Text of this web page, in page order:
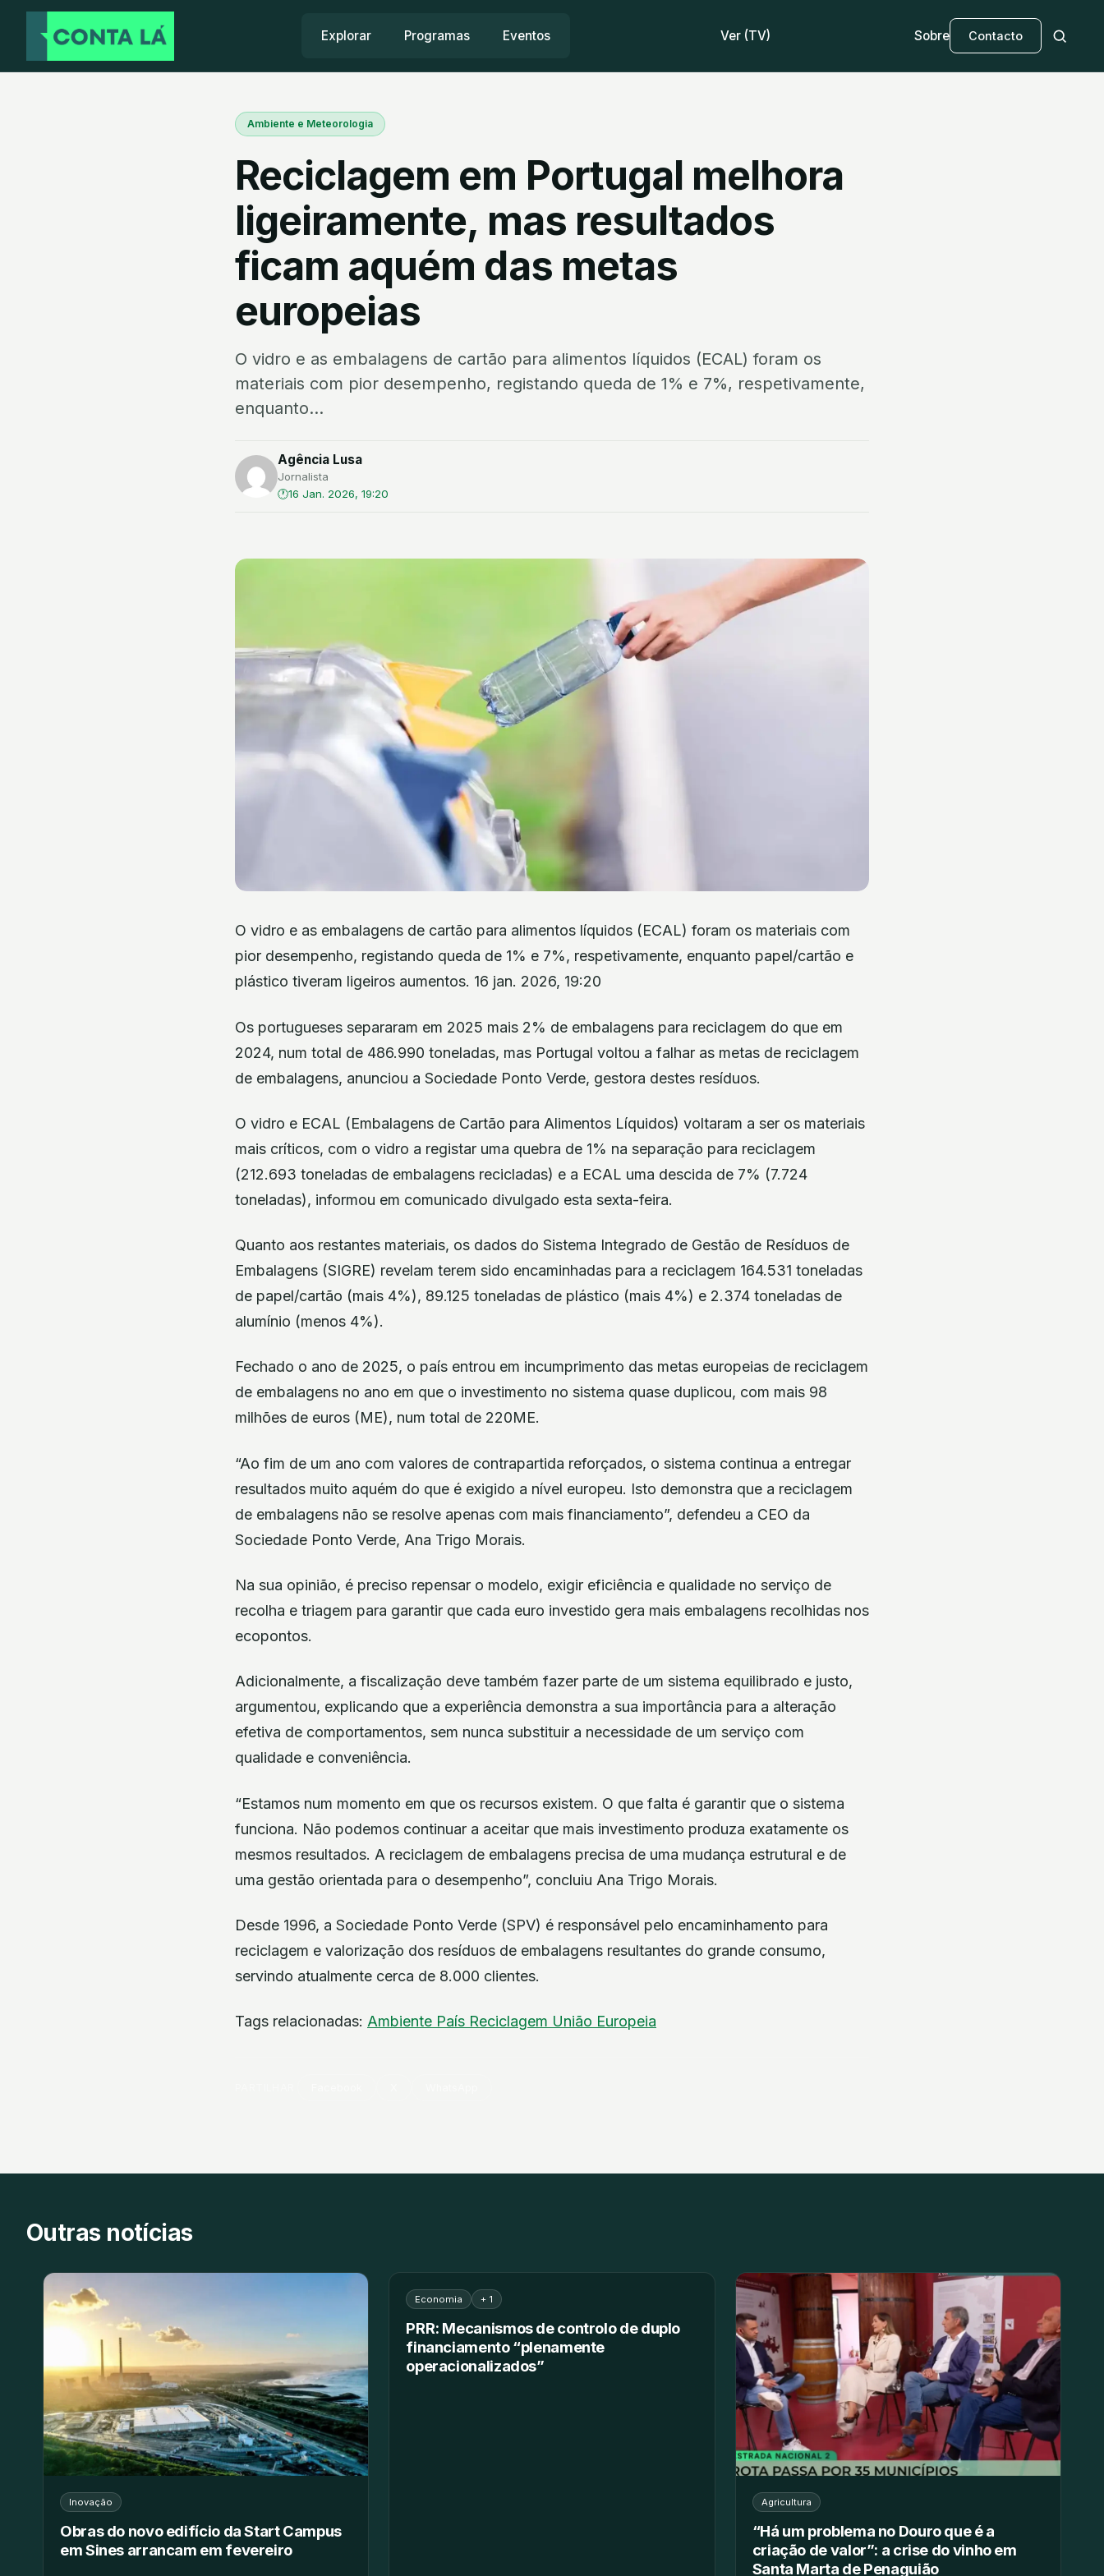
Explorar Programas Eventos Ver (TV) Sobre Contacto
Ambiente e Meteorologia
Reciclagem em Portugal melhora
ligeiramente, mas resultados
ficam aquém das metas
europeias
O vidro e as embalagens de cartão para alimentos líquidos (ECAL) foram os
materiais com pior desempenho, registando queda de 1% e 7%, respetivamente,
enquanto...
Agência Lusa
Jornalista
16 Jan. 2026, 19:20
O vidro e as embalagens de cartão para alimentos líquidos (ECAL) foram os materiais com
pior desempenho, registando queda de 1% e 7%, respetivamente, enquanto papel/cartão e
plástico tiveram ligeiros aumentos. 16 jan. 2026, 19:20
Os portugueses separaram em 2025 mais 2% de embalagens para reciclagem do que em
2024, num total de 486.990 toneladas, mas Portugal voltou a falhar as metas de reciclagem
de embalagens, anunciou a Sociedade Ponto Verde, gestora destes resíduos.
O vidro e ECAL (Embalagens de Cartão para Alimentos Líquidos) voltaram a ser os materiais
mais críticos, com o vidro a registar uma quebra de 1% na separação para reciclagem
(212.693 toneladas de embalagens recicladas) e a ECAL uma descida de 7% (7.724
toneladas), informou em comunicado divulgado esta sexta-feira.
Quanto aos restantes materiais, os dados do Sistema Integrado de Gestão de Resíduos de
Embalagens (SIGRE) revelam terem sido encaminhadas para a reciclagem 164.531 toneladas
de papel/cartão (mais 4%), 89.125 toneladas de plástico (mais 4%) e 2.374 toneladas de
alumínio (menos 4%).
Fechado o ano de 2025, o país entrou em incumprimento das metas europeias de reciclagem
de embalagens no ano em que o investimento no sistema quase duplicou, com mais 98
milhões de euros (ME), num total de 220ME.
“Ao fim de um ano com valores de contrapartida reforçados, o sistema continua a entregar
resultados muito aquém do que é exigido a nível europeu. Isto demonstra que a reciclagem
de embalagens não se resolve apenas com mais financiamento”, defendeu a CEO da
Sociedade Ponto Verde, Ana Trigo Morais.
Na sua opinião, é preciso repensar o modelo, exigir eficiência e qualidade no serviço de
recolha e triagem para garantir que cada euro investido gera mais embalagens recolhidas nos
ecopontos.
Adicionalmente, a fiscalização deve também fazer parte de um sistema equilibrado e justo,
argumentou, explicando que a experiência demonstra a sua importância para a alteração
efetiva de comportamentos, sem nunca substituir a necessidade de um serviço com
qualidade e conveniência.
“Estamos num momento em que os recursos existem. O que falta é garantir que o sistema
funciona. Não podemos continuar a aceitar que mais investimento produza exatamente os
mesmos resultados. A reciclagem de embalagens precisa de uma mudança estrutural e de
uma gestão orientada para o desempenho”, concluiu Ana Trigo Morais.
Desde 1996, a Sociedade Ponto Verde (SPV) é responsável pelo encaminhamento para
reciclagem e valorização dos resíduos de embalagens resultantes do grande consumo,
servindo atualmente cerca de 8.000 clientes.
Tags relacionadas: Ambiente País Reciclagem União Europeia
Outras notícias
Inovação
Obras do novo edifício da Start Campus
em Sines arrancam em fevereiro
Economia + 1
PRR: Mecanismos de controlo de duplo
financiamento “plenamente
operacionalizados”
Agricultura
“Há um problema no Douro que é a
criação de valor”: a crise do vinho em
Santa Marta de Penaguião